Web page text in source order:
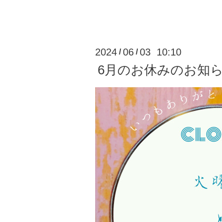
2024 /06 /03 10:10
6月のお休みのお知